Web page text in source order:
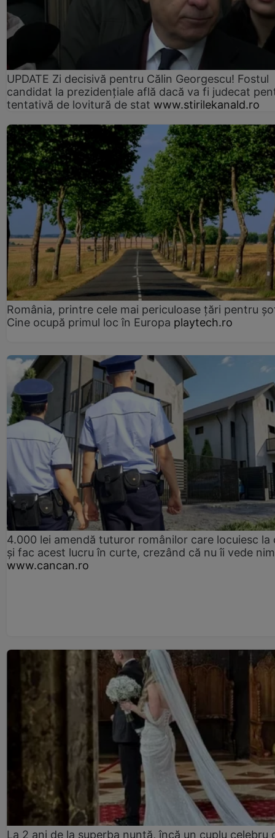
UPDATE Zi decisivă pentru Călin Georgescu! Fostul
candidat la prezidențiale află dacă va fi judecat
tentativă de lovitură de stat www.stirilekanald.ro
România, printre cele mai periculoase țări pentru
Cine ocupă primul loc în Europa playtech.ro
4.000 lei amendă tuturor românilor care locuiesc la
și fac acest lucru în curte, crezând că nu îi vede
www.cancan.ro
La 2 ani de la superba nuntă, încă un cuplu celebru